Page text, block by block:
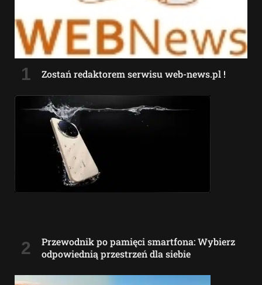
Zostań redaktorem serwisu web-news.pl !
Przewodnik po pamięci smartfona: Wybierz
odpowiednią przestrzeń dla siebie